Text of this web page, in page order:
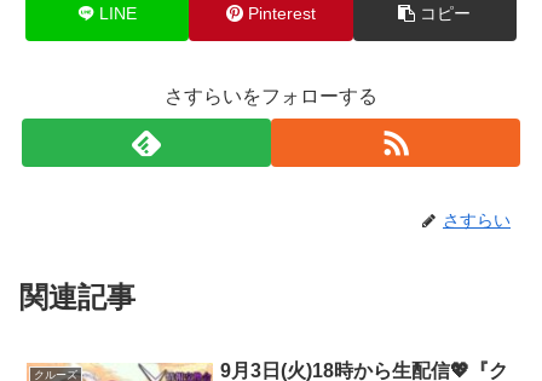
LINE Pinterest コピー
さすらいをフォローする
さすらい
関連記事
クルーズ
9月3日(火)18時から生配信💖『ク